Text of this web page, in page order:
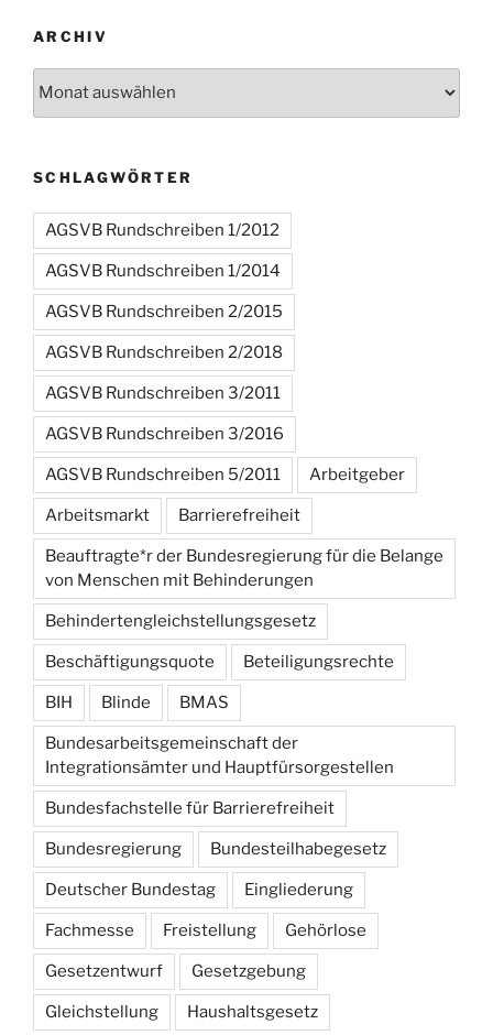
ARCHIV
SCHLAGWÖRTER
AGSVB Rundschreiben 1/2012
AGSVB Rundschreiben 1/2014
AGSVB Rundschreiben 2/2015
AGSVB Rundschreiben 2/2018
AGSVB Rundschreiben 3/2011
AGSVB Rundschreiben 3/2016
AGSVB Rundschreiben 5/2011 Arbeitgeber
Arbeitsmarkt Barrierefreiheit
Beauftragte*r der Bundesregierung für die Belange
von Menschen mit Behinderungen
Behindertengleichstellungsgesetz
Beschäftigungsquote Beteiligungsrechte
BIH Blinde BMAS
Bundesarbeitsgemeinschaft der
Integrationsämter und Hauptfürsorgestellen
Bundesfachstelle für Barrierefreiheit
Bundesregierung Bundesteilhabegesetz
Deutscher Bundestag Eingliederung
Fachmesse Freistellung Gehörlose
Gesetzentwurf Gesetzgebung
Gleichstellung Haushaltsgesetz